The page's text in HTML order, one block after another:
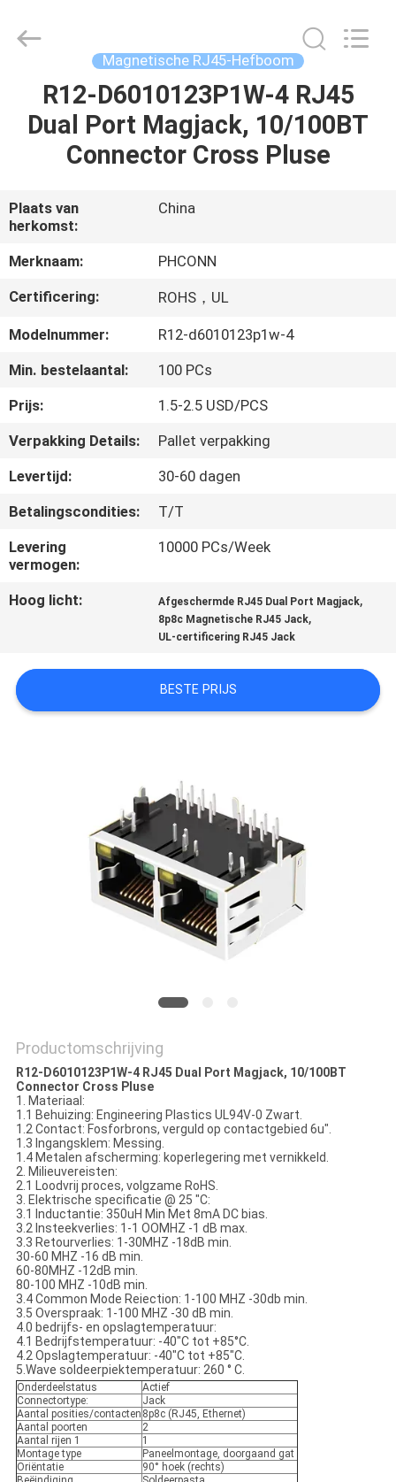
HUIS
PRODUCTEN
ONGEVEER
ONS
FABRIEKSREIS
KWALITEITSCONTROLE
CONTACTEER
ONS
SHOW
SITEMAP
POLICY
Magnetische RJ45-Hefboom
R12-D6010123P1W-4 RJ45
Dual Port Magjack, 10/100BT
Connector Cross Pluse
Plaats van
herkomst:
China
Merknaam:
PHCONN
Certificering:
ROHS，UL
Modelnummer:
R12-d6010123p1w-4
Min. bestelaantal:
100 PCs
Prijs:
1.5-2.5 USD/PCS
Verpakking Details:
Pallet verpakking
Levertijd:
30-60 dagen
Betalingscondities:
T/T
Levering
vermogen:
10000 PCs/Week
Hoog licht: Afgeschermde RJ45 Dual Port Magjack,
8p8c Magnetische RJ45 Jack,
UL-certificering RJ45 Jack
BESTE PRIJS
Productomschrijving
R12-D6010123P1W-4 RJ45 Dual Port Magjack, 10/100BT
Connector Cross Pluse
1. Materiaal:
1.1 Behuizing: Engineering Plastics UL94V-0 Zwart.
1.2 Contact: Fosforbrons, verguld op contactgebied 6u".
1.3 Ingangsklem: Messing.
1.4 Metalen afscherming: koperlegering met vernikkeld.
2. Milieuvereisten:
2.1 Loodvrij proces, volgzame RoHS.
3. Elektrische specificatie @ 25 "C:
3.1 Inductantie: 350uH Min Met 8mA DC bias.
3.2 Insteekverlies: 1-1 OOMHZ -1 dB max.
3.3 Retourverlies: 1-30MHZ -18dB min.
30-60 MHZ -16 dB min.
60-80MHZ -12dB min.
80-100 MHZ -10dB min.
3.4 Common Mode Reiection: 1-100 MHZ -30db min.
3.5 Overspraak: 1-100 MHZ -30 dB min.
4.0 bedrijfs- en opslagtemperatuur:
4.1 Bedrijfstemperatuur: -40"C tot +85°C.
4.2 Opslagtemperatuur: -40"C tot +85"C.
5.Wave soldeerpiektemperatuur: 260 ° C.
Onderdeelstatus
Actief
Connectortype:
Jack
Aantal posities/contacten 8p8c (RJ45, Ethernet)
Aantal poorten
2
Aantal rijen 1
1
Montage type
Paneelmontage, doorgaand gat
Oriëntatie
90° hoek (rechts)